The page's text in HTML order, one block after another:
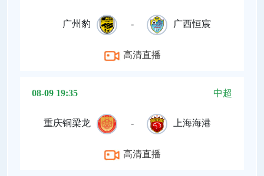
广州豹 - 广西恒宸
高清直播
08-09 19:35 中超
重庆铜梁龙 - 上海海港
高清直播